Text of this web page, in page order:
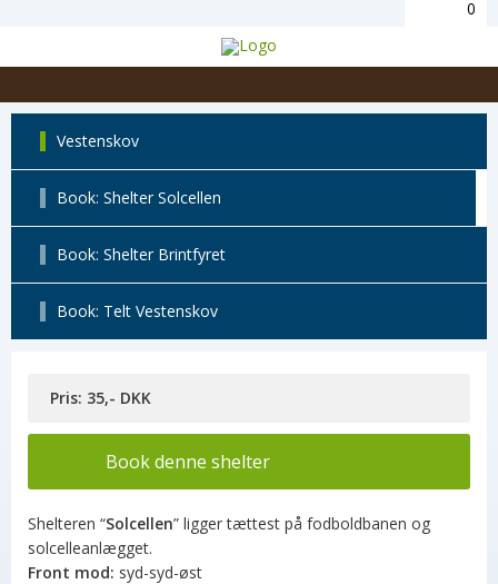
0
Vestenskov
Book: Shelter Solcellen
Book: Shelter Brintfyret
Book: Telt Vestenskov
Pris: 35,- DKK
Book denne shelter
Shelteren “Solcellen” ligger tættest på fodboldbanen og
solcelleanlægget.
Front mod: syd-syd-øst